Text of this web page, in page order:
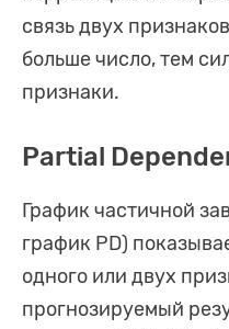
связь двух
больше число, тем
признаки.
Partial
График частичной
график PD)
одного или двух
прогнозируемый